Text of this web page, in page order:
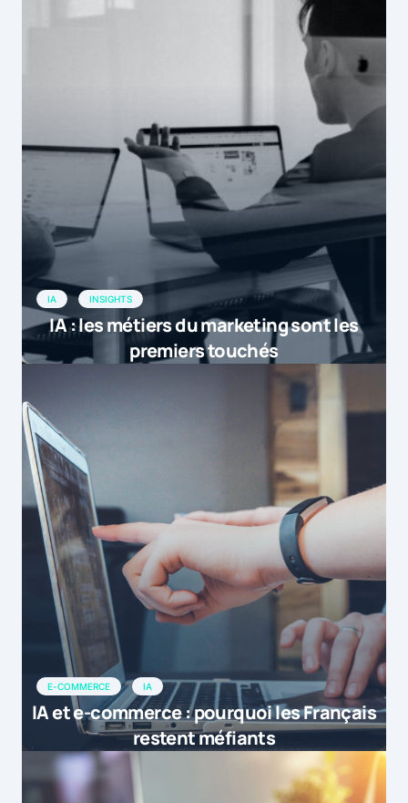
IA INSIGHTS
IA : les métiers du marketing sont les
premiers touchés
E-COMMERCE IA
IA et e-commerce : pourquoi les Français
restent méfiants